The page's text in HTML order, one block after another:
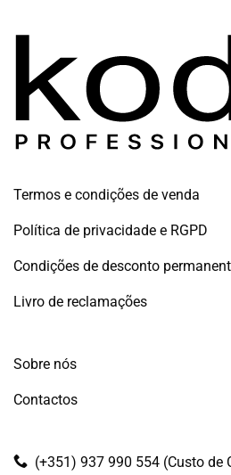
Termos e condições de venda
Política de privacidade e RGPD
Condições de desconto
Livro de reclamações
Sobre nós
Contactos
(+351) 937 990 554 (Custo de